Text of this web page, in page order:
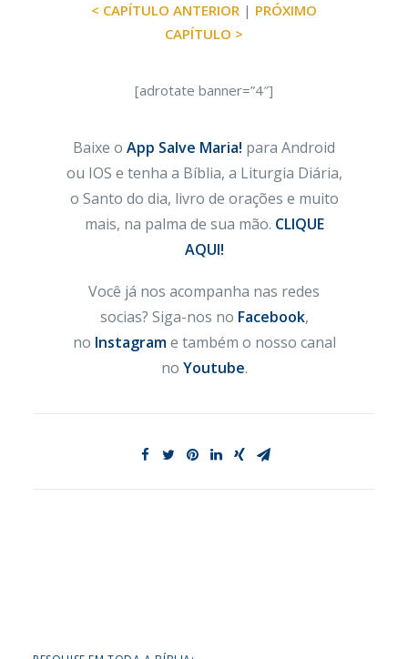
< CAPÍTULO ANTERIOR | PRÓXIMO
CAPÍTULO >
[adrotate banner=”4″]
Baixe o App Salve Maria! para Android
ou IOS e tenha a Bíblia, a Liturgia Diária,
o Santo do dia, livro de orações e muito
mais, na palma de sua mão. CLIQUE
AQUI!
Você já nos acompanha nas redes
socias? Siga-nos no Facebook,
no Instagrame também o nosso canal
no Youtube.